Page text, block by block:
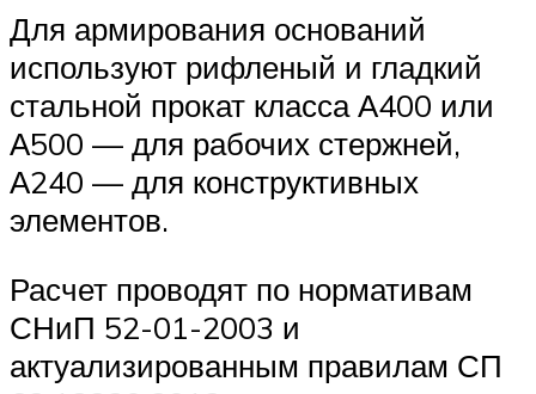
Для армирования оснований
используют рифленый и гладкий
стальной прокат класса А400 или
А500 — для рабочих стержней,
А240 — для конструктивных
элементов.
Расчет проводят по нормативам
СНиП 52-01-2003 и
актуализированным правилам СП